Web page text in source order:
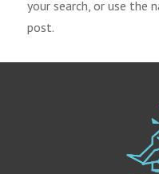
your search, or use the
post.